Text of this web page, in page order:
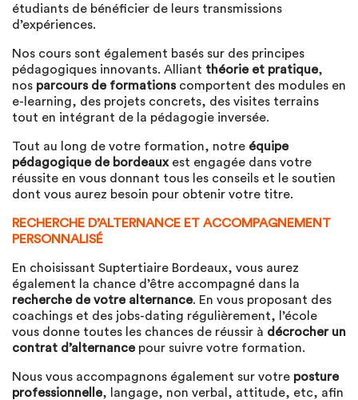
étudiants de bénéficier de leurs transmissions
d’expériences.
Nos cours sont également basés sur des principes
pédagogiques innovants. Alliant théorie et pratique,
nos parcours de formationscomportent des modules en
e-learning, des projets concrets, des visites terrains
tout en intégrant de la pédagogie inversée.
Tout au long de votre formation, notre équipe
pédagogique de bordeauxest engagée dans votre
réussite en vous donnant tous les conseils et le soutien
dont vous aurez besoin pour obtenir votre titre.
RECHERCHE D’ALTERNANCE ET ACCOMPAGNEMENT
PERSONNALISÉ
En choisissant Suptertiaire Bordeaux, vous aurez
également la chance d’être accompagné dans la
recherche de votre alternance. En vous proposant des
coachings et des jobs-dating régulièrement, l’école
vous donne toutes les chances de réussir à décrocher un
contrat d’alternancepour suivre votre formation.
Nous vous accompagnons également sur votre posture
professionnelle, langage, non verbal, attitude, etc, afin